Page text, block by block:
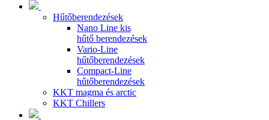
Hűtőberendezések
Nano Line kis
hűtő berendezések
Vario-Line
hűtőberendezések
Compact-Line
hűtőberendezések
KKT magma és arctic
KKT Chillers